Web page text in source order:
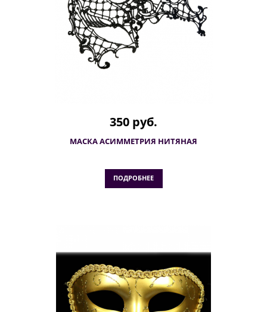
350 руб.
МАСКА АСИММЕТРИЯ НИТЯНАЯ
ПОДРОБНЕЕ